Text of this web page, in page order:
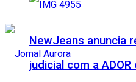
NewJeans anuncia
judicial com a